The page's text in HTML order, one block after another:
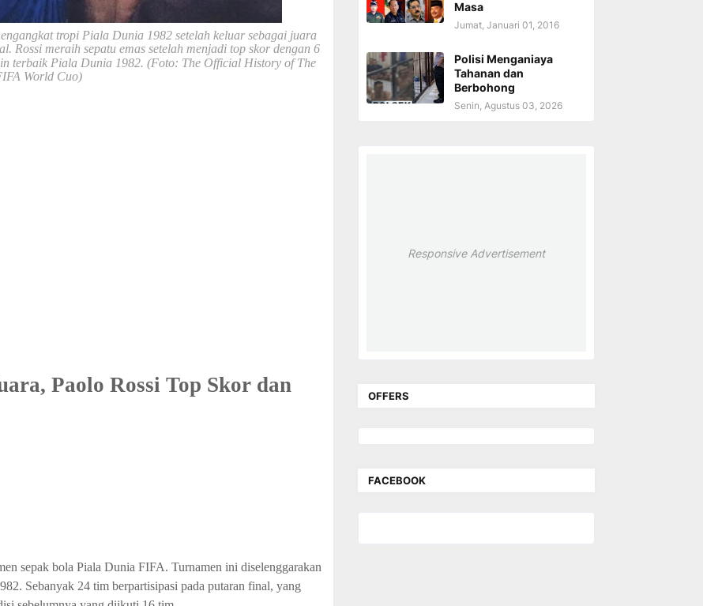
tropi Piala Dunia 1982 setelah keluar sebagai juara
Rossi meraih sepatu emas setelah menjadi top skor dengan 6
terbaik Piala Dunia 1982. (Foto: The Official History of The
World Cuo)
Paolo Rossi Top Skor dan
sepak bola Piala Dunia FIFA. Turnamen ini diselenggarakan
Sebanyak 24 tim berpartisipasi pada putaran final, yang
Masa
Jumat, Januari 01, 2016
Polisi Menganiaya
Tahanan dan
Berbohong
Senin, Agustus 03, 2026
Responsive Advertisement
OFFERS
FACEBOOK